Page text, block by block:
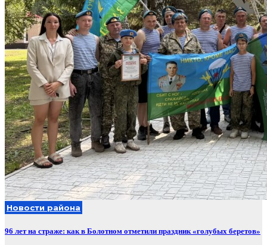
Новости района
96 лет на страже: как в Болотном отметили праздник «голубых беретов»